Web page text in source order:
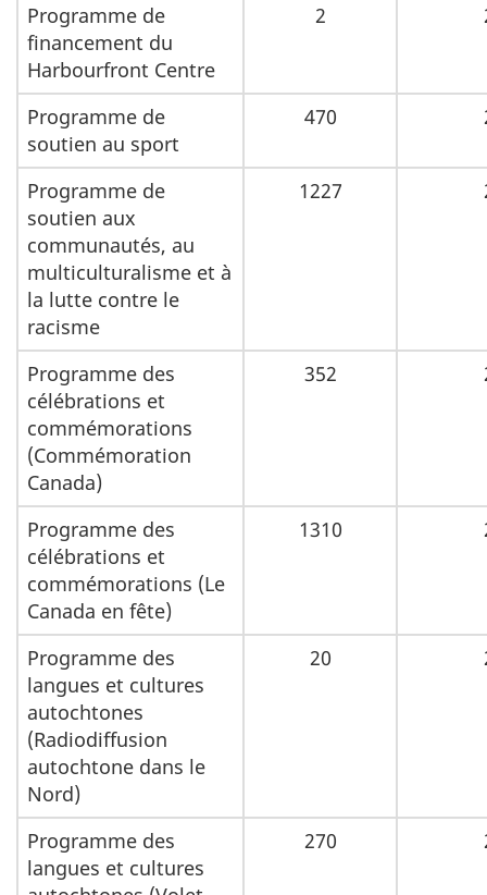
Programme de
financement du
Harbourfront Centre
2
Programme de
soutien au sport
470
Programme de
soutien aux
communautés, au
multiculturalisme et à
la lutte contre le
racisme
1227
Programme des
célébrations et
commémorations
(Commémoration
Canada)
352
Programme des
célébrations et
commémorations (Le
Canada en fête)
1310
Programme des
langues et cultures
autochtones
(Radiodiffusion
autochtone dans le
Nord)
20
Programme des
langues et cultures
270